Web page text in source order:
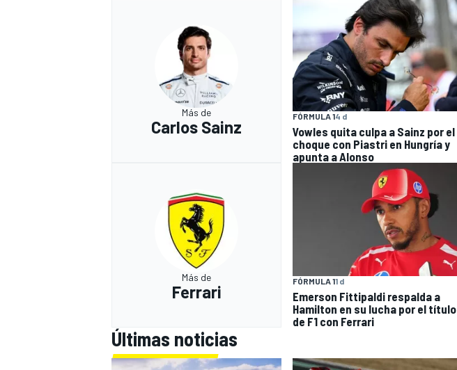
Más de
Carlos Sainz
FÓRMULA 14 d
Vowles quita culpa a Sainz por el
choque con Piastri en Hungría y
apunta a Alonso
Más de
Ferrari
FÓRMULA 11 d
Emerson Fittipaldi respalda a
Hamilton en su lucha por el título
de F1 con Ferrari
Últimas noticias